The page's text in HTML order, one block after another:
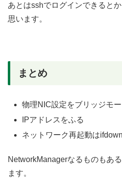
あとはsshでログインできると
思います。
まとめ
物理NIC設定をブリッジモ
IPアドレスをふる
ネットワーク再起動は
NetworkManagerなるものもあ
ます。